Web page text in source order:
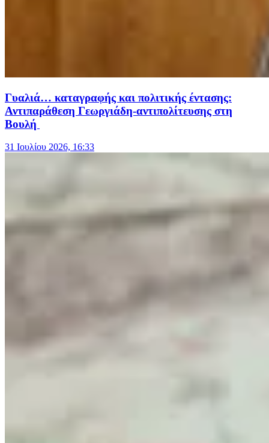
Γυαλιά… καταγραφής και πολιτικής έντασης:
Αντιπαράθεση Γεωργιάδη-αντιπολίτευσης στη
Βουλή
31 Ιουλίου 2026, 16:33